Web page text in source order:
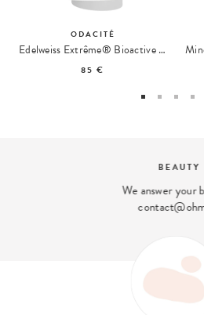
ODACITÉ
Edelweiss Extrême® Bioactive Renew Anti-Aging Cream
85 €
BEAUTY
We answer your